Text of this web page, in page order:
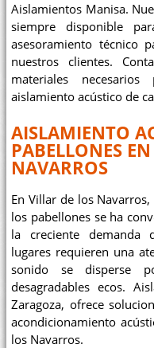
Aislamientos Manisa.
siempre disponible
asesoramiento técnico
nuestros clientes.
materiales
aislamiento acústico de
AISLAMIENTO
PABELLONES
NAVARROS
En Villar de los
los pabellones se ha
la creciente demanda
lugares requieren una
sonido se disperse
desagradables ecos.
Zaragoza, ofrece
acondicionamiento
los Navarros.